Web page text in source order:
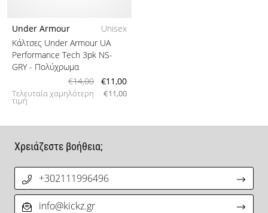
Under Armour
Unisex
Κάλτσες Under Armour UA
Performance Tech 3pk NS-
GRY- Πολύχρωμα
€14,00
€11,00
Τελευταία χαμηλότερη
τιμή
€11,00
Χρειάζεστε βοήθεια;
+302111996496
info@kickz.gr